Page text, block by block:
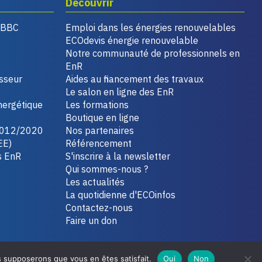
2020
EnR
Emploi dans les énergies renouvelables
ECOdevis énergie renouvelable
Notre communauté de professionnels en
EnR
Aides au financement des travaux
Le salon en ligne des EnR
Les formations
Boutique en ligne
Nos partenaires
Référencement
S'inscrire à la newsletter
Qui sommes-nous ?
Les actualités
La quotidienne d'ECOinfos
Contactez-nous
Faire un don
que vous en êtes satisfait. Oui Non